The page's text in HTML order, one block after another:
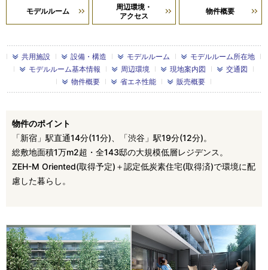
モデルルーム
周辺環境・
アクセス
物件概要
共用施設 設備・構造 モデルルーム
モデルルーム所在地
モデルルーム基本情報
周辺環境 現地案内図
交通図
物件概要
省エネ性能 販売概要
物件のポイント
「新宿」駅直通14分(11分)、「渋谷」駅19分(12分)。
総敷地面積1万m2超・全143邸の大規模低層レジデンス。
ZEH-M Oriented(取得予定)＋認定低炭素住宅(取得済)で環境に配
慮した暮らし。